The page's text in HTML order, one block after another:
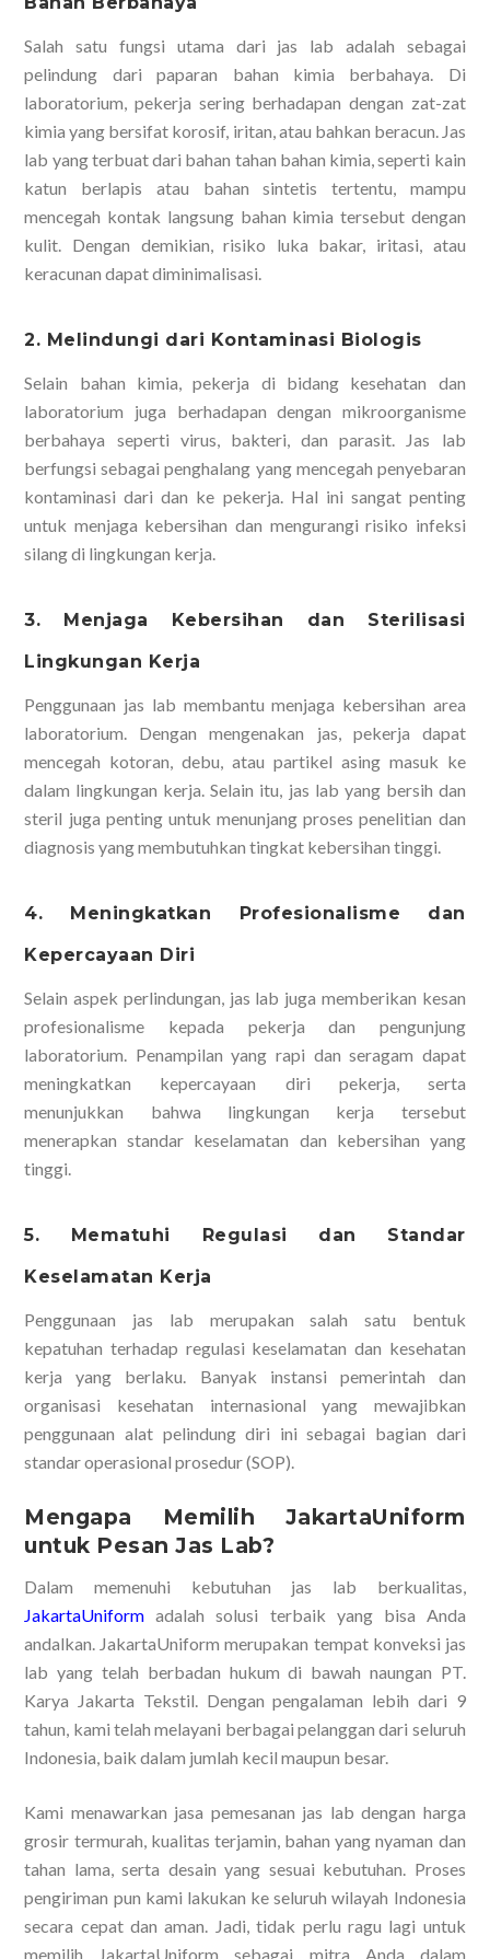
Salah satu fungsi utama dari jas lab adalah sebagai
pelindung dari paparan bahan kimia berbahaya. Di
laboratorium, pekerja sering berhadapan dengan zat-zat
kimia yang bersifat korosif, iritan, atau bahkan beracun. Jas
lab yang terbuat dari bahan tahan bahan kimia, seperti kain
katun berlapis atau bahan sintetis tertentu, mampu
mencegah kontak langsung bahan kimia tersebut dengan
kulit. Dengan demikian, risiko luka bakar, iritasi, atau
keracunan dapat diminimalisasi.
2. Melindungi dari Kontaminasi Biologis
Selain bahan kimia, pekerja di bidang kesehatan dan
laboratorium juga berhadapan dengan mikroorganisme
berbahaya seperti virus, bakteri, dan parasit. Jas lab
berfungsi sebagai penghalang yang mencegah penyebaran
kontaminasi dari dan ke pekerja. Hal ini sangat penting
untuk menjaga kebersihan dan mengurangi risiko infeksi
silang di lingkungan kerja.
3. Menjaga Kebersihan dan Sterilisasi
Lingkungan Kerja
Penggunaan jas lab membantu menjaga kebersihan area
laboratorium. Dengan mengenakan jas, pekerja dapat
mencegah kotoran, debu, atau partikel asing masuk ke
dalam lingkungan kerja. Selain itu, jas lab yang bersih dan
steril juga penting untuk menunjang proses penelitian dan
diagnosis yang membutuhkan tingkat kebersihan tinggi.
4. Meningkatkan Profesionalisme dan
Kepercayaan Diri
Selain aspek perlindungan, jas lab juga memberikan kesan
profesionalisme kepada pekerja dan pengunjung
laboratorium. Penampilan yang rapi dan seragam dapat
meningkatkan kepercayaan diri pekerja, serta
menunjukkan bahwa lingkungan kerja tersebut
menerapkan standar keselamatan dan kebersihan yang
tinggi.
5. Mematuhi Regulasi dan Standar
Keselamatan Kerja
Penggunaan jas lab merupakan salah satu bentuk
kepatuhan terhadap regulasi keselamatan dan kesehatan
kerja yang berlaku. Banyak instansi pemerintah dan
organisasi kesehatan internasional yang mewajibkan
penggunaan alat pelindung diri ini sebagai bagian dari
standar operasional prosedur (SOP).
Mengapa Memilih JakartaUniform
untuk Pesan Jas Lab?
Dalam memenuhi kebutuhan jas lab berkualitas,
JakartaUniform adalah solusi terbaik yang bisa Anda
andalkan. JakartaUniform merupakan tempat konveksi jas
lab yang telah berbadan hukum di bawah naungan PT.
Karya Jakarta Tekstil. Dengan pengalaman lebih dari 9
tahun, kami telah melayani berbagai pelanggan dari seluruh
Indonesia, baik dalam jumlah kecil maupun besar.
Kami menawarkan jasa pemesanan jas lab dengan harga
grosir termurah, kualitas terjamin, bahan yang nyaman dan
tahan lama, serta desain yang sesuai kebutuhan. Proses
pengiriman pun kami lakukan ke seluruh wilayah Indonesia
secara cepat dan aman. Jadi, tidak perlu ragu lagi untuk
memilih JakartaUniform sebagai mitra Anda dalam